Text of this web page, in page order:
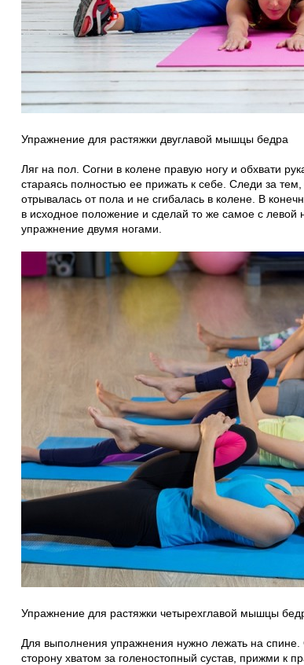
Упражнение для растяжки двуглавой мышцы бедра
Ляг на пол. Согни в колене правую ногу и обхвати
стараясь полностью ее прижать к себе. Следи за
отрывалась от пола и не сгибалась в колене. В
в исходное положение и сделай то же самое с
упражнение двумя ногами.
Упражнение для растяжки четырехглавой мышцы
Для выполнения упражнения нужно лежать на спине.
сторону хватом за голеностопный сустав, прижми к